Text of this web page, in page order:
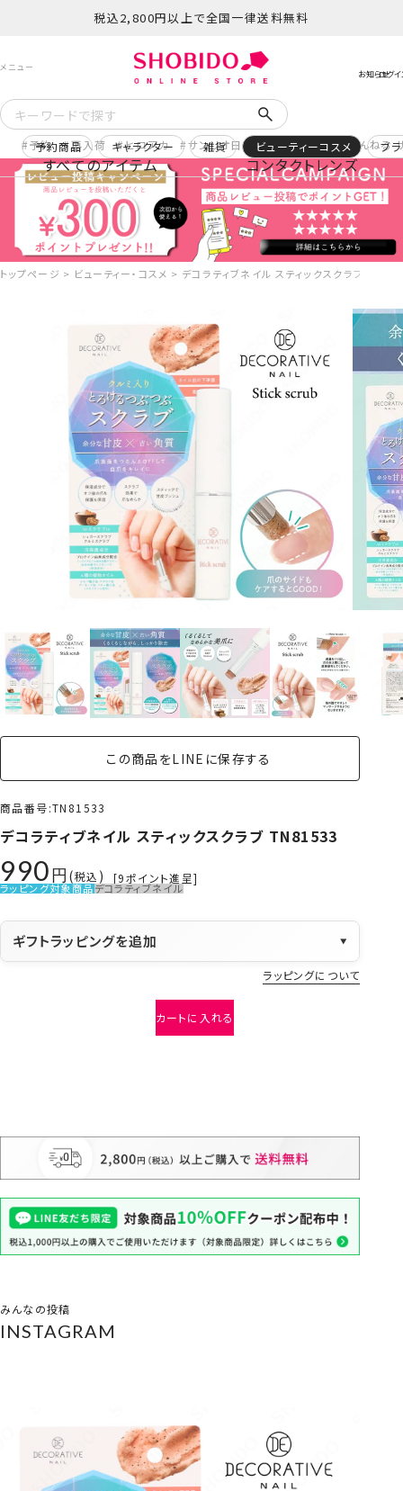
税込2,800円以上で全国一律送料無料
予約 再入荷 ヒロアカ サンリオ日焼け コスメヲタちゃんねる
すべてのアイテム コンタクトレンズ
予約商品 キャラクター 雑貨 ビューティーコスメ ブ
トップページ ビューティー・コスメ デコラティブネイル スティックスクラブ
この商品をLINEに保存する
商品番号 TN81533
デコラティブネイル スティックスクラブ TN81533
990 税込 [9ポイント進呈]
ラッピング対象商品デコラティブネイル
ギフトラッピングを追加 ▼
ラッピングについて
カートに入れる
みんなの投稿
INSTAGRAM